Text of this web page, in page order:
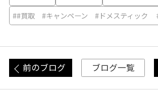
##買取 #キャンペーン #ドメスティック
前のブログ ブログ一覧